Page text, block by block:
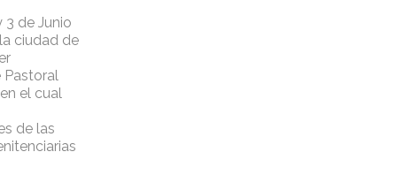
3 de Junio
ciudad de
Pastoral
el cual
de las